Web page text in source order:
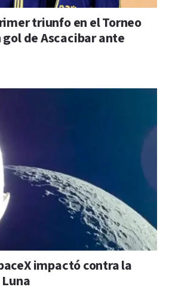
triunfo en el Torneo
gol de Ascacibar ante
impactó contra la